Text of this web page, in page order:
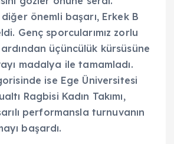
önemli başarı, Erkek B
Genç sporcularımız zorlu
üçüncülük kürsüsüne
madalya ile tamamladı.
ise Ege Üniversitesi
Ragbisi Kadın Takımı,
performansla turnuvanın
başardı.